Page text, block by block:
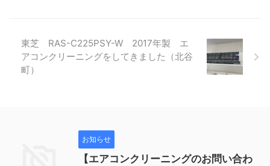
東芝 RAS-C225PSY-W 2017年製 エ
アコンクリーニングをしてきました（北谷
町）
お知らせ
【エアコンクリーニングのお問い合わ